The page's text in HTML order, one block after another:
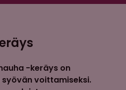
-keräys on
voittamiseksi.